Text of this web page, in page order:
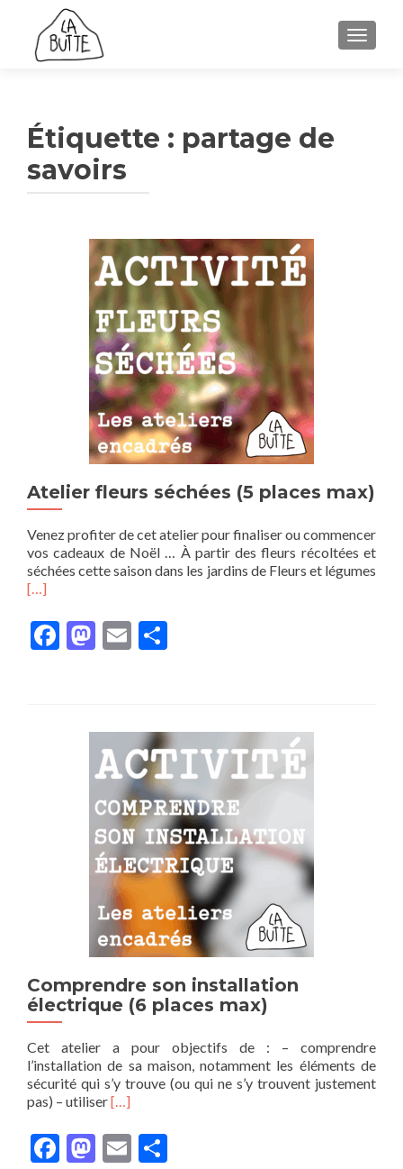
Étiquette : partage de
savoirs
Atelier fleurs séchées (5 places max)
Venez profiter de cet atelier pour finaliser ou commencer
vos cadeaux de Noël … À partir des fleurs récoltées et
séchées cette saison dans les jardins de Fleurs et légumes
En
plus
surAtelier
[…]
Facebook
Mastodon
Email
Comprendre son installation
électrique (6 places max)
Cet atelier a pour objectifs de : – comprendre
l’installation de sa maison, notamment les éléments de
sécurité qui s’y trouve (ou qui ne s’y trouvent justement
pas) – utiliserEn
plus
surComprendre
[…]
Facebook
Mastodon
Email